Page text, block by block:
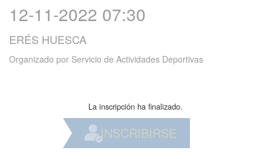
12-11-2022 07:30
ERÉS HUESCA
Organizado por Servicio de Actividades Deportivas
La inscripción ha finalizado.
INSCRIBIRSE